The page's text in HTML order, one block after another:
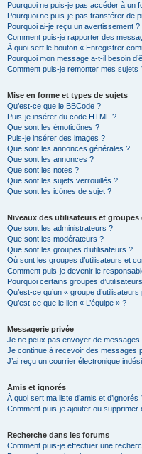
Pourquoi ne puis-je pas accéder à un
Pourquoi ne puis-je pas transférer de
Pourquoi ai-je reçu un avertissement ?
Comment puis-je rapporter des
À quoi sert le bouton « Enregistrer
Pourquoi mon message a-t-il besoin
Comment puis-je remonter mes sujets
Mise en forme et types de sujets
Qu’est-ce que le BBCode ?
Puis-je insérer du code HTML ?
Que sont les émoticônes ?
Puis-je insérer des images ?
Que sont les annonces générales ?
Que sont les annonces ?
Que sont les notes ?
Que sont les sujets verrouillés ?
Que sont les icônes de sujet ?
Niveaux des utilisateurs et groupes
Que sont les administrateurs ?
Que sont les modérateurs ?
Que sont les groupes d’utilisateurs ?
Où sont les groupes d’utilisateurs et
Comment puis-je devenir le
Pourquoi certains groupes
Qu’est-ce qu’un « groupe
Qu’est-ce que le lien « L’équipe » ?
Messagerie privée
Je ne peux pas envoyer de messages
Je continue à recevoir des messages
J’ai reçu un courrier électronique
Amis et ignorés
À quoi sert ma liste d’amis et d’ignorés
Comment puis-je ajouter ou supprimer
Recherche dans les forums
Comment puis-je effectuer une